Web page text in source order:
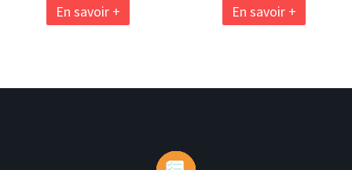
En savoir + En savoir +